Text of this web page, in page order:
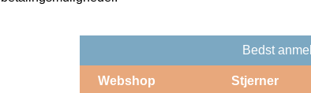
Bedst
Webshop Stjerner